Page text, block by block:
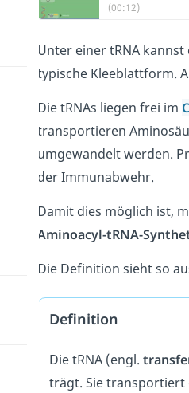
(00:12)
Unter einer tRNA
typische Kleeblattform.
Die tRNAs liegen frei im
transportieren
umgewandelt werden.
der Immunabwehr.
Damit dies möglich ist,
Aminoacyl-tRNA-
Die Definition sieht so
Definition
Die tRNA (engl.
trägt. Sie transportiert